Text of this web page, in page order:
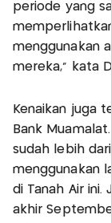
periode yang
menggunakan
mereka,” kata
Kenaikan juga
Bank
sudah lebih
menggunakan
di Tanah Air ini.
akhir